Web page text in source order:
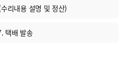
리내용 설명 및 정산)
택배 발송